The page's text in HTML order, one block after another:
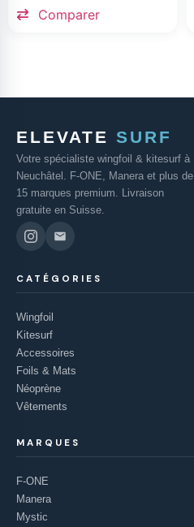
Comparer
ELEVATE SURF
Votre spécialiste wingfoil & kitesurf à
Neuchâtel. F-ONE, Manera et plus de
15 marques premium. Livraison
gratuite en Suisse.
CATÉGORIES
Wingfoil
Kitesurf
Accessoires
Foils & Mats
Néoprène
Vêtements
MARQUES
F-ONE
Manera
Mystic